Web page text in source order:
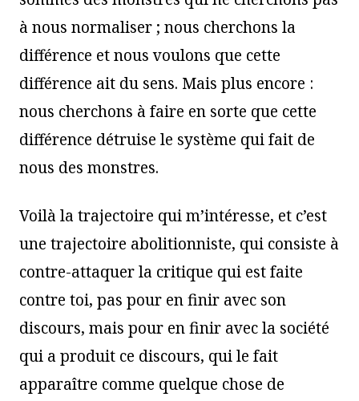
à nous normaliser ; nous cherchons la
différence et nous voulons que cette
différence ait du sens. Mais plus encore :
nous cherchons à faire en sorte que cette
différence détruise le système qui fait de
nous des monstres.
Voilà la trajectoire qui m’intéresse, et c’est
une trajectoire abolitionniste, qui consiste à
contre-attaquer la critique qui est faite
contre toi, pas pour en finir avec son
discours, mais pour en finir avec la société
qui a produit ce discours, qui le fait
apparaître comme quelque chose de